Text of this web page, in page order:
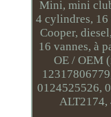
Mini, mini
4 cylindres,
Cooper,
16 vannes, à
OE / OEM
0124525526,
ALT2174,